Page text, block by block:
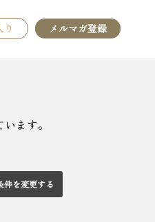
り メルマガ登録
ます。
件を変更する